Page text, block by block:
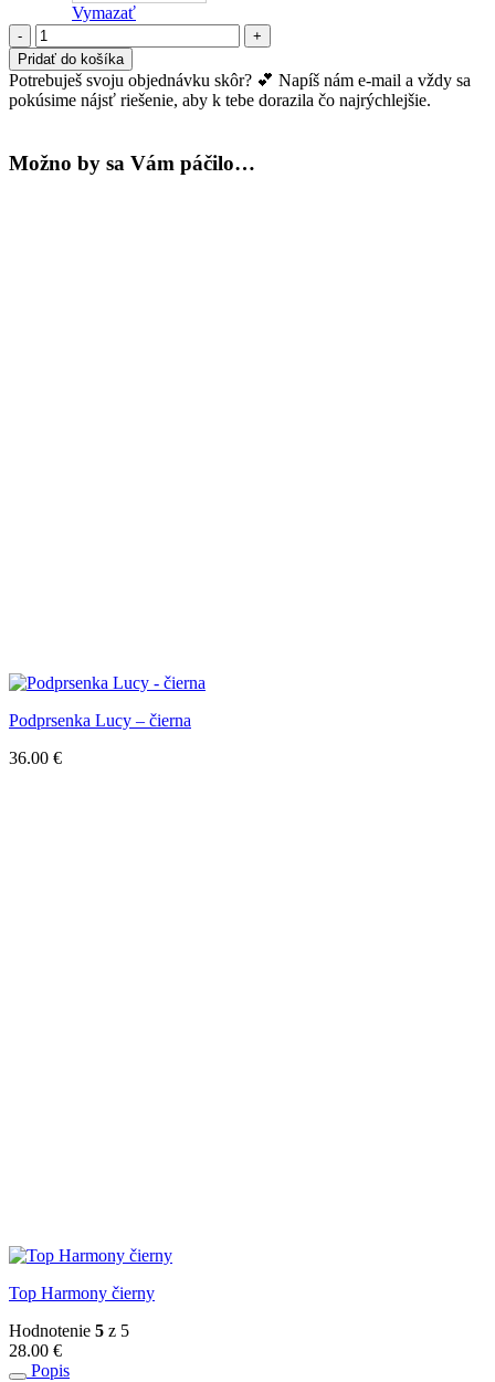
Vymazať
množstvo
Nohavičky
Hipster
-
čierne
Pridať do košíka
Potrebuješ svoju objednávku skôr? 💕 Napíš nám e-mail a vždy sa
pokúsime nájsť riešenie, aby k tebe dorazila čo najrýchlejšie.
Možno by sa Vám páčilo…
Podprsenka Lucy – čierna
36.00 €
Top Harmony čierny
Hodnotenie 5 z 5
28.00 €
Popis